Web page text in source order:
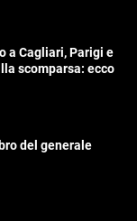
a Cagliari, Parigi e
scomparsa: ecco
del generale